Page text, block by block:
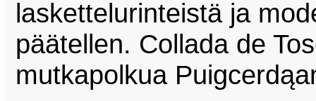
laskettelurinteistä ja
päätellen. Collada de
mutkapolkua